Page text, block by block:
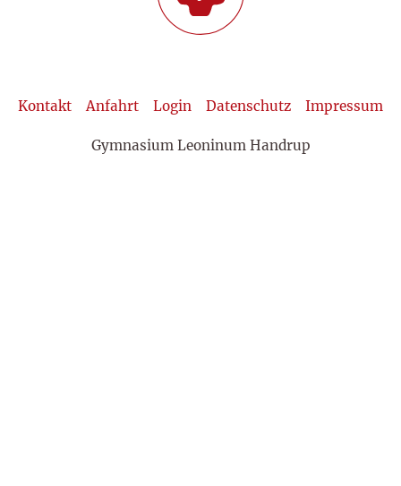
Kontakt Anfahrt Login Datenschutz Impressum
Gymnasium Leoninum Handrup